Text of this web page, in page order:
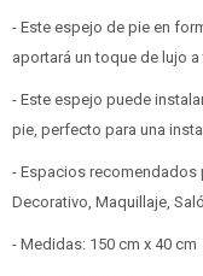
- Este espejo de pie en
aportará un toque de lujo
- Este espejo puede
pie, perfecto para una
- Espacios recomendados
Decorativo, Maquillaje,
- Medidas: 150 cm x 40 cm